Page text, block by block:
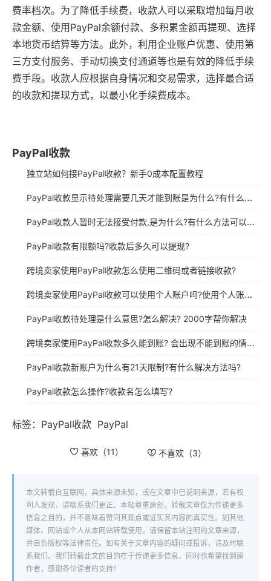
费率档次。为了降低手续费，收款人可以采取增加每月收
款金额、使用PayPal余额付款、多积累金额再提现、选择
本地货币结算等方法。此外，利用企业账户优惠、使用第
三方支付服务、手动切换支付通道等也是有效的降低手续
费手段。收款人应根据自身情况和交易需求，选择最合适
的收款和提现方式，以最小化手续费成本。
PayPal收款
独立站如何接PayPal收款？新手0成本配置教程
PayPal收款显示待处理需要几天才能到账是为什么?有什么方法可以解决这个问题?
PayPal收款人暂时无法接受付款,是为什么?有什么方法可以解决?
PayPal收款有限额吗?收款后多久可以提现?
跨境卖家使用PayPal收款怎么使用二维码或者链接收款?
跨境卖家使用PayPal收款可以使用个人账户吗?使用个人账户收款有什么风险吗?
PayPal收款待处理是什么意思?怎么解决? 2000字帮你解决
跨境卖家使用PayPal收款多久能到账? 会出现不能到账的情况吗?
PayPal收款新账户为什么有21天限制?有什么解决方法吗?
PayPal收款怎么操作?收款名怎么填写?
标签： PayPal收款 PayPal
喜欢（11） 不喜欢（3）
本文转载自互联网，具体来源未知，或在文章中已说明来源，若有权
利人发现，请联系我们更正。本站尊重原创，转载文章仅为传递更多
信息之目的，并不意味着赞同其观点或证实其内容的真实性。如其他
媒体、网站或个人从本网站转载使用，请保留本站注明的文章来源，
并自负版权等法律责任。如有关于文章内容的疑问或投诉，请及时联
系我们。我们转载此文的目的在于传递更多信息，同时也希望找到原
作者，感谢各位读者的支持！